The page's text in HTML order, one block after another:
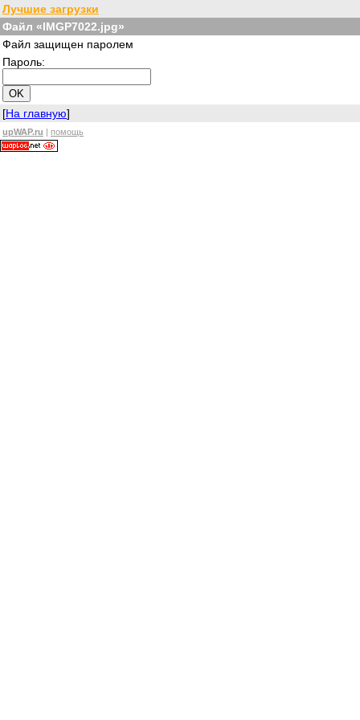
Лучшие загрузки
Файл «IMGP7022.jpg»
Файл защищен паролем
Пароль:
[На главную]
upWAP.ru | помощь